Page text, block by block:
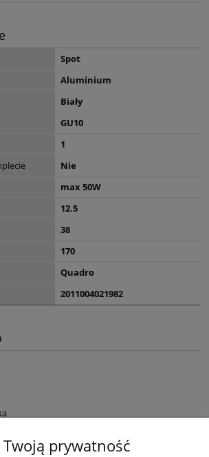
Spot
Aluminium
Biały
GU10
1
Nie
max 50W
12.5
38
170
Quadro
2011004021982
prywatność